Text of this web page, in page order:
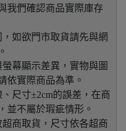
我們確認商品實際庫存
如欲門市取貨請先與網
幕顯示差異，實物與圖
依實際商品為準。
尺寸±2cm的誤差，在商
並不屬於瑕疵情形。
商取貨，尺寸依各超商